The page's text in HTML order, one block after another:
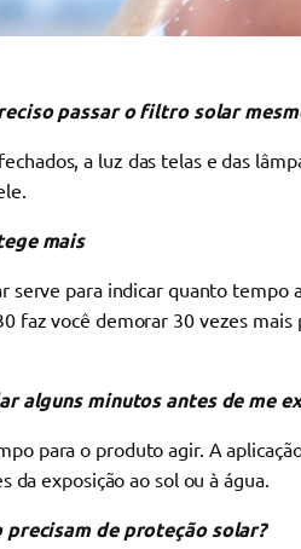
passar o filtro solar
a luz das telas e das
mais
serve para indicar quanto tempo
faz você demorar 30 vezes mais
alguns minutos antes de me
para o produto agir. A
da exposição ao sol ou à água.
precisam de proteção solar?